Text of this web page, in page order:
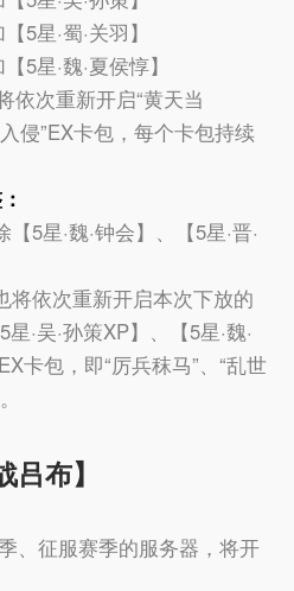
星·蜀·关羽】
星·魏·夏侯惇】
次重新开启“黄天当
侵”EX卡包，每个卡包持续
星·魏·钟会】、【5星·晋·
依次重新开启本次下放的
星·吴·孙策XP】、【5星·魏·
卡包，即“厉兵秣马”、“乱世
吕布】
征服赛季的服务器，将开